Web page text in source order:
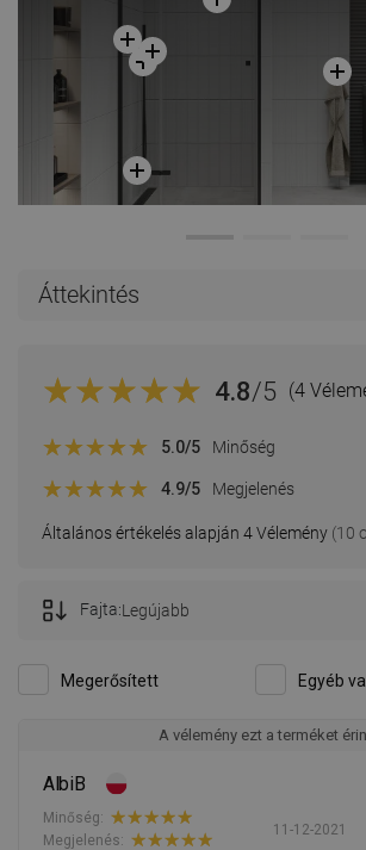
Áttekintés
4.8/5 (4
Általános értékelés alapján 4 Vélemény (10
5.0/5 Minőség
4.9/5 Megjelenés
Megerősített Egyéb
Fajta:Legújabb
A vélemény ezt a terméket
AlbiB
11-12-2021
Minőség:
Megjelenés: